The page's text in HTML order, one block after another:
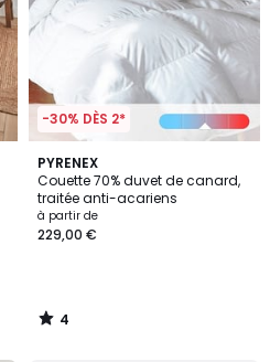
-30% DÈS 2*
PYRENEX
Couette 70% duvet de canard,
traitée anti-acariens
à partir de
229,00 €
4
/
5
4
/